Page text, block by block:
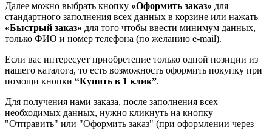
Далее можно выбрать кнопку «Оформить заказ» для
стандартного заполнения всех данных в корзине или нажать
«Быстрый заказ» для того чтобы ввести минимум данных,
только ФИО и номер телефона (по желанию e-mail).
Если вас интересует приобретение только одной позиции из
нашего каталога, то есть возможность оформить покупку при
помощи кнопки “Купить в 1 клик”.
Для получения нами заказа, после заполнения всех
необходимых данных, нужно кликнуть на кнопку
"Отправить" или "Оформить заказ" (при оформлении через